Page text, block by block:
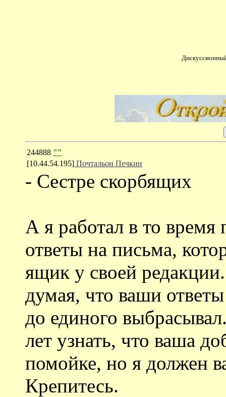
244888 ""
[10.44.54.195] Почтальон Печкин
- Сестре скорбящих
А я работал в то
ответы на письма,
ящик у своей
думая, что ваши ответы
до единого
лет узнать, что ваша
помойке, но я должен
Крепитесь.